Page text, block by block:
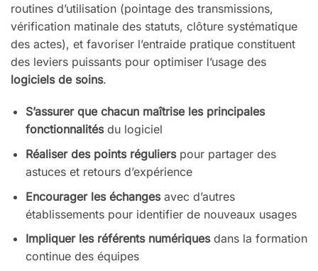
routines d’utilisation (pointage des transmissions,
vérification matinale des statuts, clôture systématique
des actes), et favoriser l’entraide pratique constituent
des leviers puissants pour optimiser l’usage des
logiciels de soins.
S’assurer que chacun maîtrise les principales
fonctionnalitésdu logiciel
Réaliser des points régulierspour partager des
astuces et retours d’expérience
Encourager les échangesavec d’autres
établissements pour identifier de nouveaux usages
Impliquer les référents numériquesdans la formation
continue des équipes